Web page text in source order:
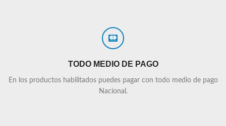
TODO MEDIO DE PAGO
En los productos habilitados puedes pagar con todo medio de pago
Nacional.